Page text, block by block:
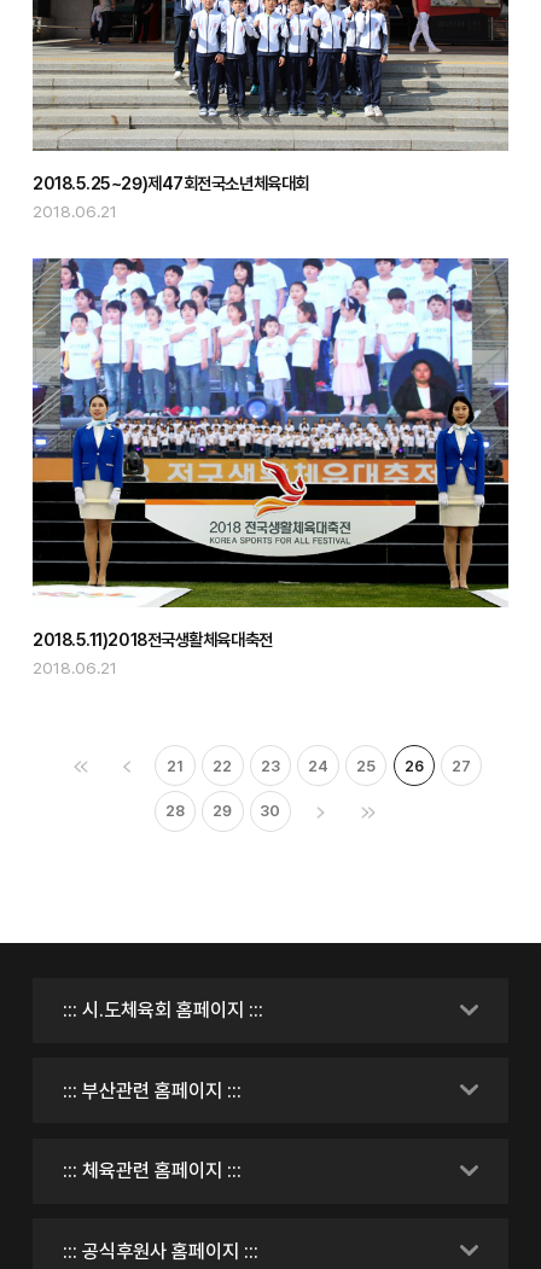
2018.5.25~29)제47회전국소년체육대회
2018.06.21
2018.5.11)2018전국생활체육대축전
2018.06.21
21 22 23 24 25 26 27
28 29 30